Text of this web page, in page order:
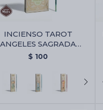
INCIENSO TAROT
ANGELES SAGRADA
- Bayas De Geranio
$ 100